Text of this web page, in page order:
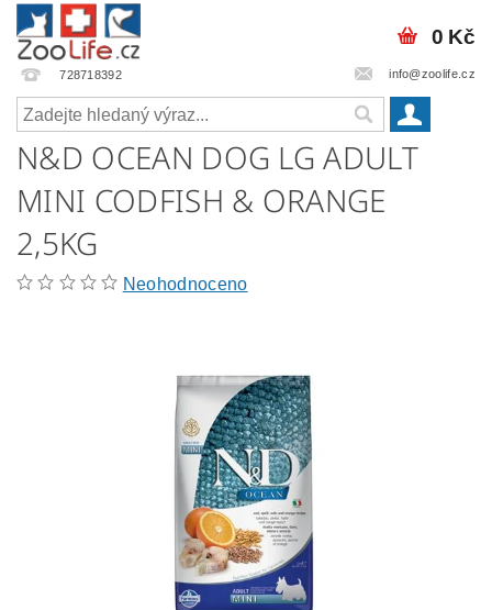
728718392 info@zoolife.cz
0 Kč
N&D OCEAN DOG LG ADULT
MINI CODFISH & ORANGE
2,5KG
Neohodnoceno